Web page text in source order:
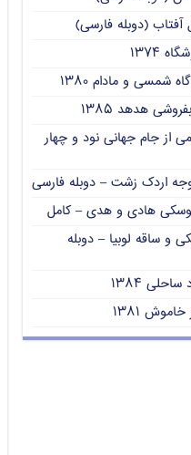
آفتاب (دوبله فارسی)
۱۳۷۴
شمسی و مادام ۱۳۸۰
هدهد ۱۳۸۵
از جام جهانی نود و چهار
اردک زشت – دوبله فارسی
هادی و هدی – کامل
و ساقه لوبیا – دوبله
۱۳۸۴
۱۳۸۱